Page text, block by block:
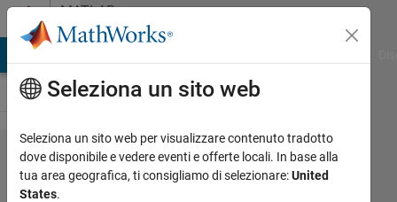
Vai al contenutoMATLAB
Answers
OpenMP
Mex
Seleziona un sito web
Seleziona un sito web per visualizzare contenuto tradotto
dove disponibile e vedere eventi e offerte locali. In base alla
tua area geografica, ti consigliamo di selezionare:United
States.